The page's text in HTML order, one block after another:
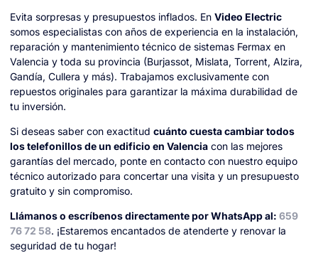
Evita sorpresas y presupuestos inflados. En Video Electric
somos especialistas con años de experiencia en la instalación,
reparación y mantenimiento técnico de sistemas Fermax en
Valencia y toda su provincia (Burjassot, Mislata, Torrent, Alzira,
Gandía, Cullera y más). Trabajamos exclusivamente con
repuestos originales para garantizar la máxima durabilidad de
tu inversión.
Si deseas saber con exactitud cuánto cuesta cambiar todos
los telefonillos de un edificio en Valencia con las mejores
garantías del mercado, ponte en contacto con nuestro equipo
técnico autorizado para concertar una visita y un presupuesto
gratuito y sin compromiso.
Llámanos o escríbenos directamente por WhatsApp al: 659
76 72 58. ¡Estaremos encantados de atenderte y renovar la
seguridad de tu hogar!